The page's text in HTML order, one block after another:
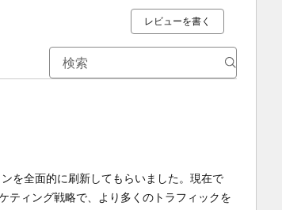
レビューを書く
を全面的に刷新してもらいました。現在で
ティング戦略で、より多くのトラフィックを